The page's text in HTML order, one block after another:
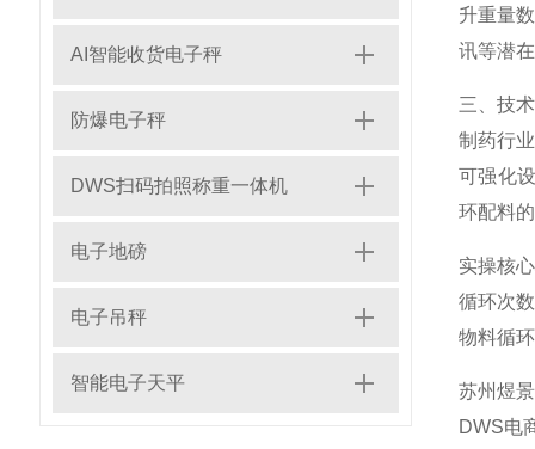
AI智能收货电子秤
防爆电子秤
DWS扫码拍照称重一体机
电子地磅
电子吊秤
智能电子天平
升重量
讯等潜
三、技
制药行
可强化
环配料
实操核
循环次
物料循
苏州煜
DWS电